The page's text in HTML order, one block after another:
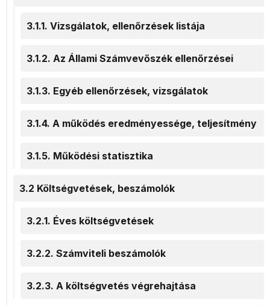
3.1.1. Vizsgálatok, ellenőrzések listája
3.1.2. Az Állami Számvevőszék ellenőrzései
3.1.3. Egyéb ellenőrzések, vizsgálatok
3.1.4. A működés eredményessége, teljesítmény
3.1.5. Működési statisztika
3.2 Költségvetések, beszámolók
3.2.1. Éves költségvetések
3.2.2. Számviteli beszámolók
3.2.3. A költségvetés végrehajtása